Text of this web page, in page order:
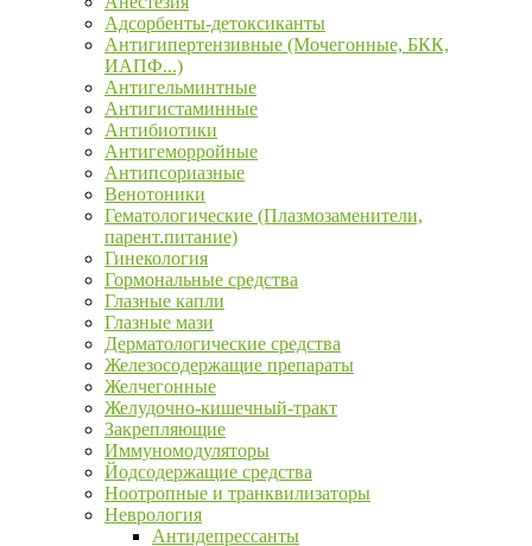
Адсорбенты-детоксиканты
Антигипертензивные (Мочегонные, БКК,
ИАПФ...)
Антигельминтные
Антигистаминные
Антибиотики
Антигеморройные
Антипсориазные
Венотоники
Гематологические (Плазмозаменители,
парент.питание)
Гинекология
Гормональные средства
Глазные капли
Глазные мази
Дерматологические средства
Железосодержащие препараты
Желчегонные
Желудочно-кишечный-тракт
Закрепляющие
Иммуномодуляторы
Йодсодержащие средства
Ноотропные и транквилизаторы
Неврология
Антидепрессанты